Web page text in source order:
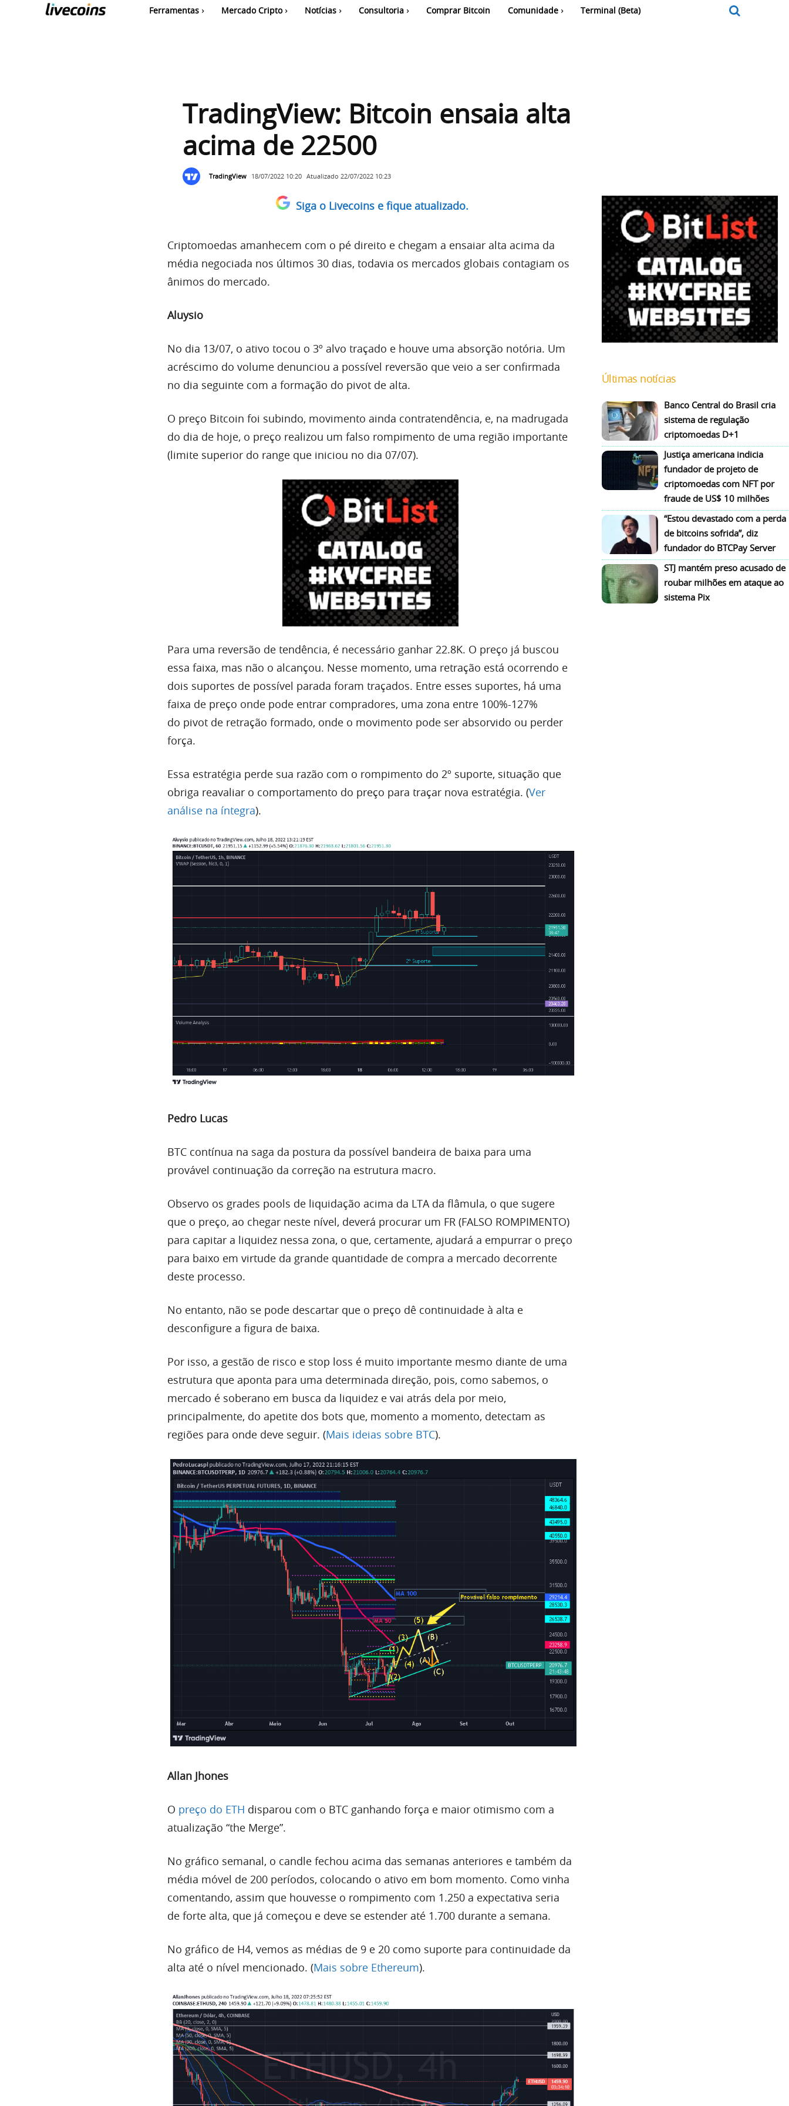
Ferramentas Mercado Cripto Notícias Consultoria Comprar Bitcoin Comunidade Terminal (Beta)
TradingView: Bitcoin ensaia alta
acima de 22500
TradingView 18/07/2022 10:20 Atualizado 22/07/2022 10:23
Siga o Livecoins e fique atualizado.
Criptomoedas amanhecem com o pé direito e chegam a ensaiar alta acima da
média negociada nos últimos 30 dias, todavia os mercados globais contagiam os
ânimos do mercado.
Aluysio
No dia 13/07, o ativo tocou o 3º alvo traçado e houve uma absorção notória. Um
acréscimo do volume denunciou a possível reversão que veio a ser confirmada
no dia seguinte com a formação do pivot de alta.
O preço Bitcoin foi subindo, movimento ainda contratendência, e, na madrugada
do dia de hoje, o preço realizou um falso rompimento de uma região importante
(limite superior do range que iniciou no dia 07/07).
Para uma reversão de tendência, é necessário ganhar 22.8K. O preço já buscou
essa faixa, mas não o alcançou. Nesse momento, uma retração está ocorrendo e
dois suportes de possível parada foram traçados. Entre esses suportes, há uma
faixa de preço onde pode entrar compradores, uma zona entre 100%-127%
do pivot de retração formado, onde o movimento pode ser absorvido ou perder
força.
Essa estratégia perde sua razão com o rompimento do 2º suporte, situação que
obriga reavaliar o comportamento do preço para traçar nova estratégia. (Ver
análise na íntegra).
Pedro Lucas
BTC contínua na saga da postura da possível bandeira de baixa para uma
provável continuação da correção na estrutura macro.
Observo os grades pools de liquidação acima da LTA da flâmula, o que sugere
que o preço, ao chegar neste nível, deverá procurar um FR (FALSO ROMPIMENTO)
para capitar a liquidez nessa zona, o que, certamente, ajudará a empurrar o preço
para baixo em virtude da grande quantidade de compra a mercado decorrente
deste processo.
No entanto, não se pode descartar que o preço dê continuidade à alta e
desconfigure a figura de baixa.
Por isso, a gestão de risco e stop loss é muito importante mesmo diante de uma
estrutura que aponta para uma determinada direção, pois, como sabemos, o
mercado é soberano em busca da liquidez e vai atrás dela por meio,
principalmente, do apetite dos bots que, momento a momento, detectam as
regiões para onde deve seguir. (Mais ideias sobre BTC).
Allan Jhones
O preço do ETH disparou com o BTC ganhando força e maior otimismo com a
atualização “the Merge”.
No gráfico semanal, o candle fechou acima das semanas anteriores e também da
média móvel de 200 períodos, colocando o ativo em bom momento. Como vinha
comentando, assim que houvesse o rompimento com 1.250 a expectativa seria
de forte alta, que já começou e deve se estender até 1.700 durante a semana.
No gráfico de H4, vemos as médias de 9 e 20 como suporte para continuidade da
alta até o nível mencionado. (Mais sobre Ethereum).
Últimas notícias
Banco Central do Brasil cria
sistema de regulação
criptomoedas D+1
Justiça americana indicia
fundador de projeto de
criptomoedas com NFT por
fraude de US$ 10 milhões
“Estou devastado com a perda
de bitcoins sofrida”, diz
fundador do BTCPay Server
STJ mantém preso acusado de
roubar milhões em ataque ao
sistema Pix